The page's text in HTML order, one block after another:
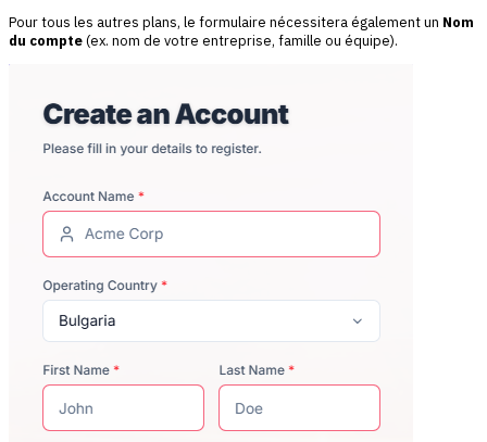
Pour tous les autres plans, le formulaire nécessitera également un Nom
du compte(ex. nom de votre entreprise, famille ou équipe).